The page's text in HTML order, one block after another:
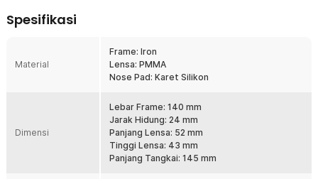
Kacamata ini akan memberikan sentuhan gaya dan kepercayaan diri
Terbuat dari bahan metal berkualitas yang memiliki daya tahan yang
baik sehingga awet untuk penggunaan jangka panjang. Meskipun
Bagus untuk Aktivitas Luar Ruangan
Memiliki frame yang elegan, kacamata ini sangat cocok dipakai
saat beraktivitas di luar ruangan ataupun sekedar bersantai di kafe.
Menggunakan kacamata dapat membuat Anda terlihat stylish dan
berkelas sehingga menjadi percaya diri. Ditambah penggunaan
Spesifikasi
Material
Frame: Iron
Lensa: PMMA
Nose Pad: Karet Silikon
Dimensi
Lebar Frame: 140 mm
Jarak Hidung: 24 mm
Panjang Lensa: 52 mm
Tinggi Lensa: 43 mm
Panjang Tangkai: 145 mm